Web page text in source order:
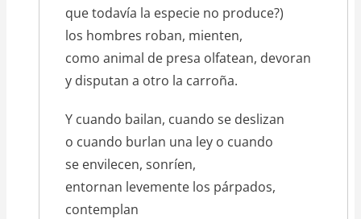
que todavía la especie no produce?)
los hombres roban, mienten,
como animal de presa olfatean, devoran
y disputan a otro la carroña.
Y cuando bailan, cuando se deslizan
o cuando burlan una ley o cuando
se envilecen, sonríen,
entornan levemente los párpados,
contemplan